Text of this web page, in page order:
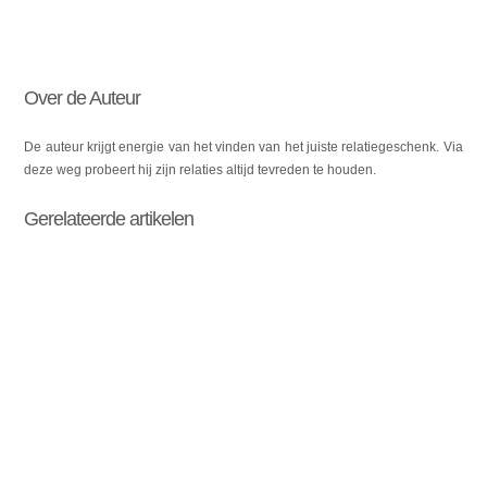
Over de Auteur
De auteur krijgt energie van het vinden van het juiste relatiegeschenk. Via
deze weg probeert hij zijn relaties altijd tevreden te houden.
Gerelateerde artikelen